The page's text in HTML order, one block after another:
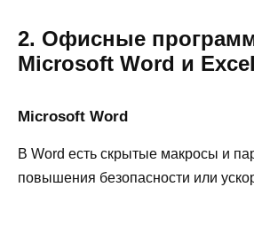
2. Офисные
Microsoft Word и Excel
Microsoft Word
В Word есть скрытые макросы и
повышения безопасности или